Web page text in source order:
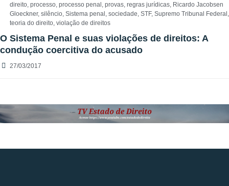
direito, processo, processo penal , provas, regras jurídicas, Ricardo Jacobsen
Gloeckner, silêncio, Sistema penal , sociedade, STF, Supremo Tribunal Federal ,
teoria do direito, violação de direitos
O Sistema Penal e suas violações de direitos: A
condução coercitiva do acusado
27/03/2017